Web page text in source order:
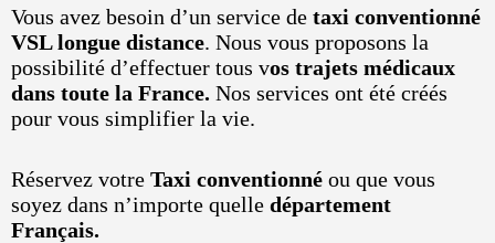
Vous avez besoin d’un service de taxi conventionné
VSL longue distance. Nous vous proposons la
possibilité d’effectuer tous vos trajets médicaux
dans toute la France. Nos services ont été créés
pour vous simplifier la vie.
Réservez votre Taxi conventionné ou que vous
soyez dans n’importe quelle département
Français.